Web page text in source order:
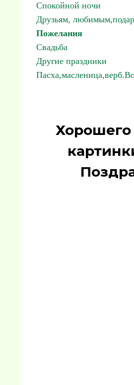
Спокойной ночи
Друзьям,
Пожелания
Свадьба
Другие праздники
Хорошего